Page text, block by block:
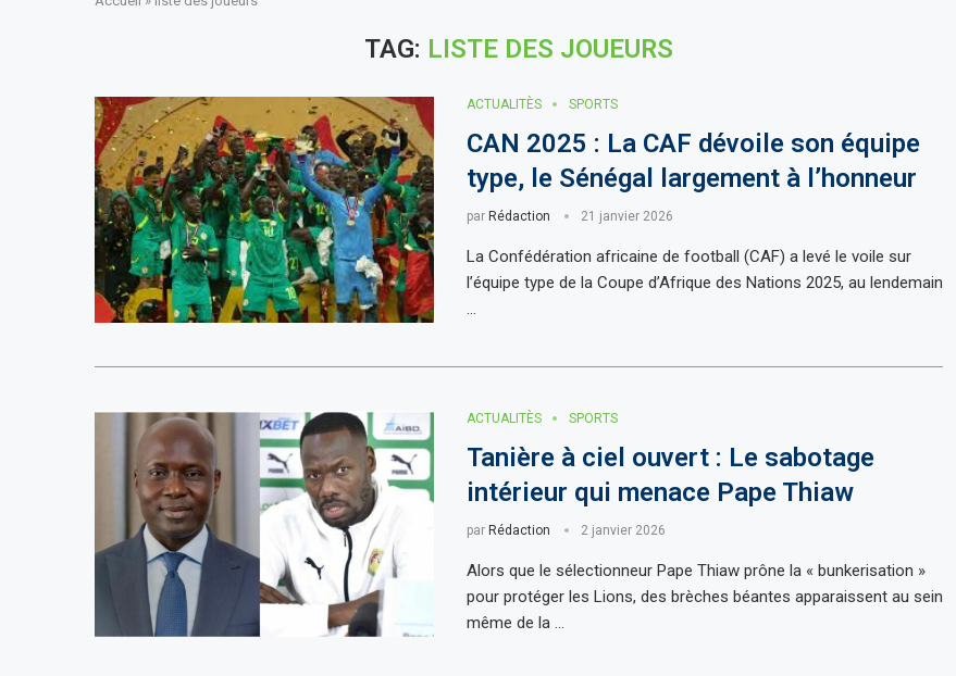
TAG: LISTE DES JOUEURS
ACTUALITÈS SPORTS
CAN 2025 : La CAF dévoile son équipe
type, le Sénégal largement à l’honneur
par Rédaction 21 janvier 2026
La Confédération africaine de football (CAF) a levé le voile sur
l’équipe type de la Coupe d’Afrique des Nations 2025, au lendemain
…
ACTUALITÈS SPORTS
Tanière à ciel ouvert : Le sabotage
intérieur qui menace Pape Thiaw
par Rédaction 2 janvier 2026
Alors que le sélectionneur Pape Thiaw prône la « bunkerisation »
pour protéger les Lions, des brèches béantes apparaissent au sein
même de la …